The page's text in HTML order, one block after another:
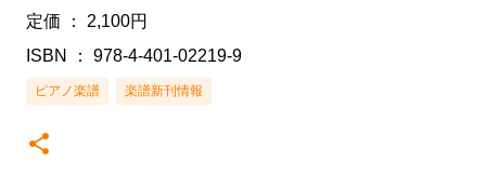
定価 ： 2,100円
ISBN ： 978-4-401-02219-9
ピアノ楽譜 楽譜新刊情報